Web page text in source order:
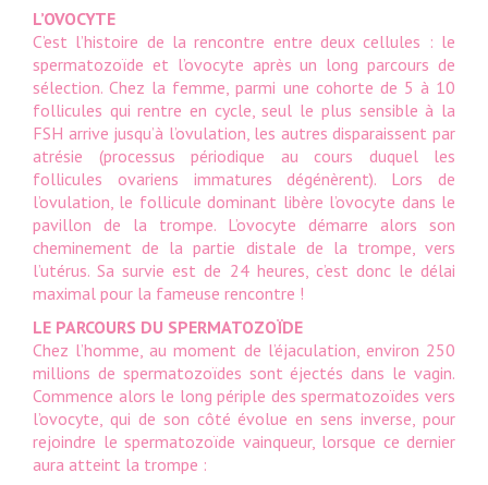
L’OVOCYTE
C’est l’histoire de la rencontre entre deux cellules : le
spermatozoïde et l’ovocyte après un long parcours de
sélection. Chez la femme, parmi une cohorte de 5 à 10
follicules qui rentre en cycle, seul le plus sensible à la
FSH arrive jusqu’à l’ovulation, les autres disparaissent par
atrésie (processus périodique au cours duquel les
follicules ovariens immatures dégénèrent). Lors de
l’ovulation, le follicule dominant libère l’ovocyte dans le
pavillon de la trompe. L’ovocyte démarre alors son
cheminement de la partie distale de la trompe, vers
l’utérus. Sa survie est de 24 heures, c’est donc le délai
maximal pour la fameuse rencontre !
LE PARCOURS DU SPERMATOZOÏDE
Chez l’homme, au moment de l’éjaculation, environ 250
millions de spermatozoïdes sont éjectés dans le vagin.
Commence alors le long périple des spermatozoïdes vers
l’ovocyte, qui de son côté évolue en sens inverse, pour
rejoindre le spermatozoïde vainqueur, lorsque ce dernier
aura atteint la trompe :